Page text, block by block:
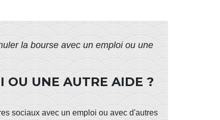
la bourse avec un emploi ou une
OU UNE AUTRE AIDE ?
sociaux avec un emploi ou avec d'autres